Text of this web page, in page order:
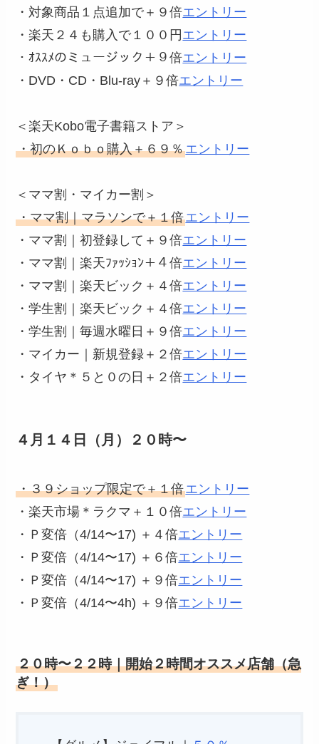
・対象商品１点追加で＋９倍エントリー
・楽天２４も購入で１００円エントリー
・ｵｽｽﾒのミュージック＋９倍エントリー
・DVD・CD・Blu-ray＋９倍エントリー
＜楽天Kobo電子書籍ストア＞
・初のＫｏｂｏ購入＋６９％エントリー
＜ママ割・マイカー割＞
・ママ割｜マラソンで＋１倍エントリー
・ママ割｜初登録して＋９倍エントリー
・ママ割｜楽天ﾌｧｯｼｮﾝ＋４倍エントリー
・ママ割｜楽天ビック＋４倍エントリー
・学生割｜楽天ビック＋４倍エントリー
・学生割｜毎週水曜日＋９倍エントリー
・マイカー｜新規登録＋２倍エントリー
・タイヤ＊５と０の日＋２倍エントリー
４月１４日（月）２０時〜
・３９ショップ限定で＋１倍エントリー
・楽天市場＊ラクマ＋１０倍エントリー
・Ｐ変倍（4/14〜17) ＋４倍エントリー
・Ｐ変倍（4/14〜17) ＋６倍エントリー
・Ｐ変倍（4/14〜17) ＋９倍エントリー
・Ｐ変倍（4/14〜4h) ＋９倍エントリー
２０時〜２２時｜開始２時間オススメ店舗（急
ぎ！）